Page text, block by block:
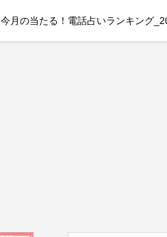
今月の当たる！電話占いランキング